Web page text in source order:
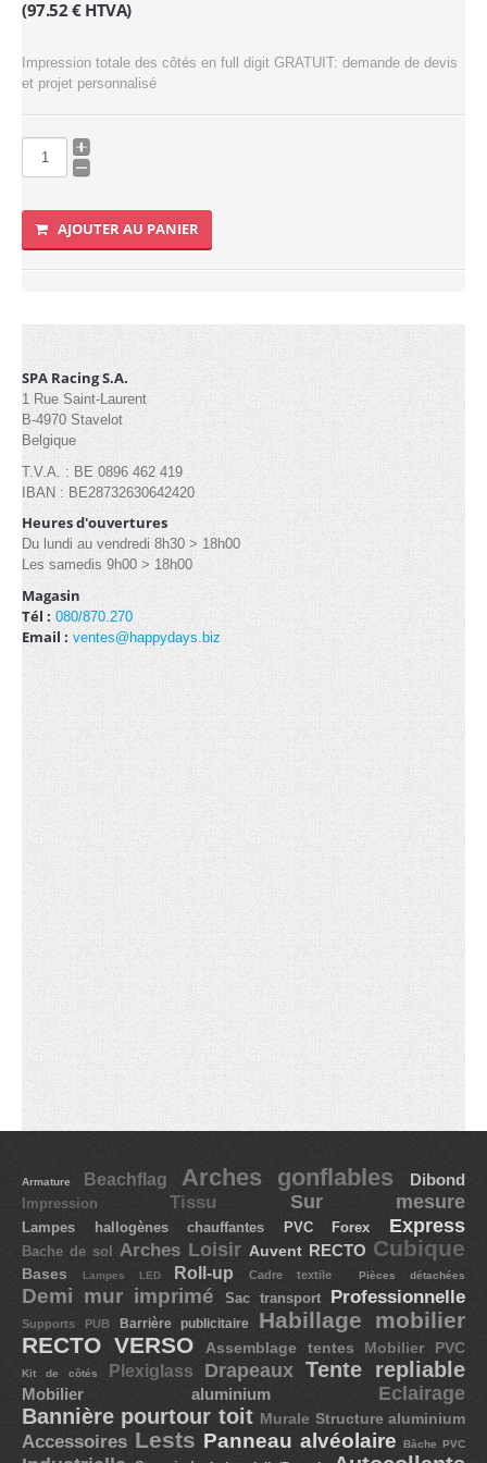
2.5mx2.5m (6)
3mx2m (7)
3mx3m (8)
4mx4m (6)
6mx3m (8)
6m Hexagonale (6)
8mx4m (6)
1.8x1.8m (1)
LOCATION
3x3m (3)
3x4.5m (3)
Arches (1)
3x6m (3)
Kit de côtés (2)
Lests (1)
Lampes hallogènes chauffantes (1)
Lampes LED (1)
STRUCTURE ALUMINIUM
Murale (8)
Cadre textile (7)
Cubique (7)
SUPPORTS PUB
Drapeaux
Beachflag (30)
Bases (8)
(97.52 € HTVA)
Impression totale des côtés en full digit GRATUIT: demande de devis
et projet personnalisé
AJOUTER AU PANIER
SPA Racing S.A.
1 Rue Saint-Laurent
B-4970 Stavelot
Belgique
T.V.A. : BE 0896 462 419
IBAN : BE28732630642420
Heures d'ouvertures
Du lundi au vendredi 8h30 > 18h00
Les samedis 9h00 > 18h00
Magasin
Tél : 080/870.270
Email : ventes@happydays.biz
Armature Beachflag Arches gonflables Dibond
Impression Tissu Sur mesure
Lampes hallogènes chauffantes PVC Forex Express
Bache de sol Arches Loisir Auvent RECTO Cubique
Bases Lampes LED Roll-up Cadre textilePièces détachées
Demi mur imprimé Sac transport Professionnelle
Supports PUB Barrière publicitaire Habillage mobilier
RECTO VERSO
Assemblage tentes Mobilier PVC
Kit de côtés Plexiglass Drapeaux Tente repliable
Mobilier aluminium Eclairage
Bannière pourtour toit Murale Structure aluminium
Accessoires Lests Panneau alvéolaireBâche PVC